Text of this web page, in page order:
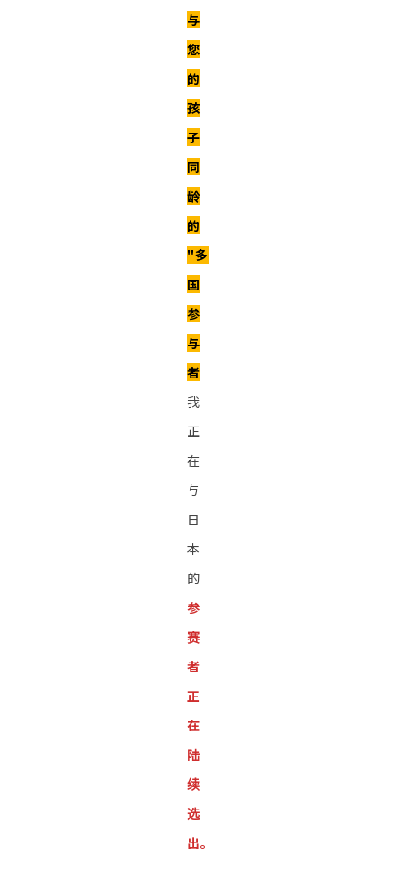
与
您
的
孩
子
同
龄
的
"多
国
参
与
者
我
正
在
与
日
本
的
参
赛
者
正
在
陆
续
选
出。